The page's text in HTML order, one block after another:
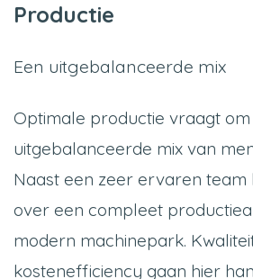
Productie
Een uitgebalanceerde mix
Optimale productie vraagt
uitgebalanceerde mix van
Naast een zeer ervaren team
over een compleet
modern machinepark.
kostenefficiency gaan hier